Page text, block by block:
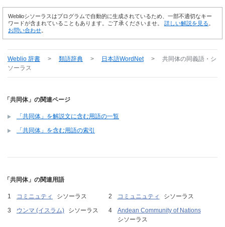
Weblioシソーラスはプログラムで自動的に生成されているため、一部不適切なキー
ワードが含まれていることもあります。ご了承くださいませ。 詳しい解説を見る
お問い合わせ
Weblio 辞書 > 類語辞典 > 日本語WordNet > 共同体の同義語・シ
ソーラス
「共同体」の関連ページ
「共同体」を解説文に含む用語の一覧
「共同体」を含む用語の索引
「共同体」の関連用語
コミニュティ シソーラス コミュニュティ
シソーラス
ウンマ (イスラム)
シソーラス
Andean Community of Nations
シソーラス